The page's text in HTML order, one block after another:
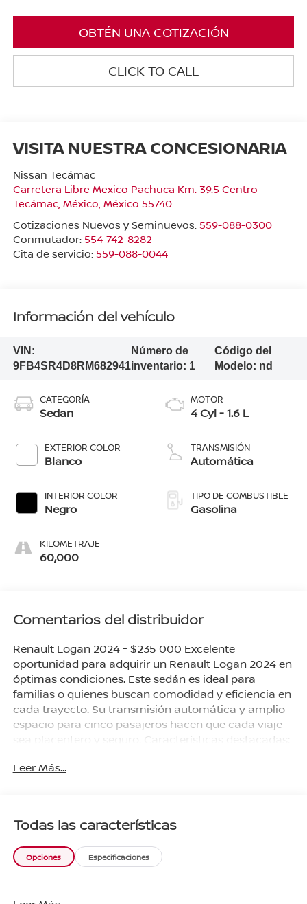
OBTÉN UNA COTIZACIÓN
CLICK TO CALL
VISITA NUESTRA CONCESIONARIA
Nissan Tecámac
Carretera Libre Mexico Pachuca Km. 39.5 Centro
Tecámac, México, México 55740
Cotizaciones Nuevos y Seminuevos: 559-088-0300
Conmutador: 554-742-8282
Cita de servicio: 559-088-0044
Información del vehículo
VIN:
9FB4SR4D8RM682941
Número de
inventario: 1
Código del
Modelo: nd
CATEGORÍA
Sedan
EXTERIOR COLOR
Blanco
INTERIOR COLOR
Negro
KILOMETRAJE
60,000
MOTOR
4 Cyl - 1.6 L
TRANSMISIÓN
Automática
TIPO DE COMBUSTIBLE
Gasolina
Comentarios del distribuidor
Renault Logan 2024 - $235 000 Excelente
oportunidad para adquirir un Renault Logan 2024 en
óptimas condiciones. Este sedán es ideal para
familias o quienes buscan comodidad y eficiencia en
cada trayecto. Su transmisión automática y amplio
espacio para cinco pasajeros hacen que cada viaje
sea placentero y seguro. Características destacadas:
Precio: $235 000 - Kilometraje: 60 000 km -
Beneficios exclusivos de agencia: - Todos los
servicios realizados en agencia ¡Agenda hoy tu
prueba de manejo y arranca con planes desde 20%
Leer Más...
Todas las características
Opciones Especificaciones